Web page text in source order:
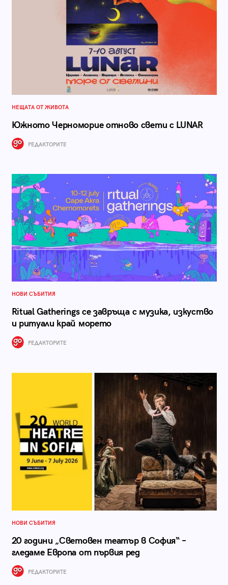
НЕЩАТА ОТ ЖИВОТА
Южното Черноморие отново свети с LUNAR
РЕДАКТОРИТЕ
НОВИ СЪБИТИЯ
Ritual Gatherings се завръща с музика, изкуство
и ритуали край морето
РЕДАКТОРИТЕ
НОВИ СЪБИТИЯ
20 години „Световен театър в София“ –
гледаме Европа от първия ред
РЕДАКТОРИТЕ